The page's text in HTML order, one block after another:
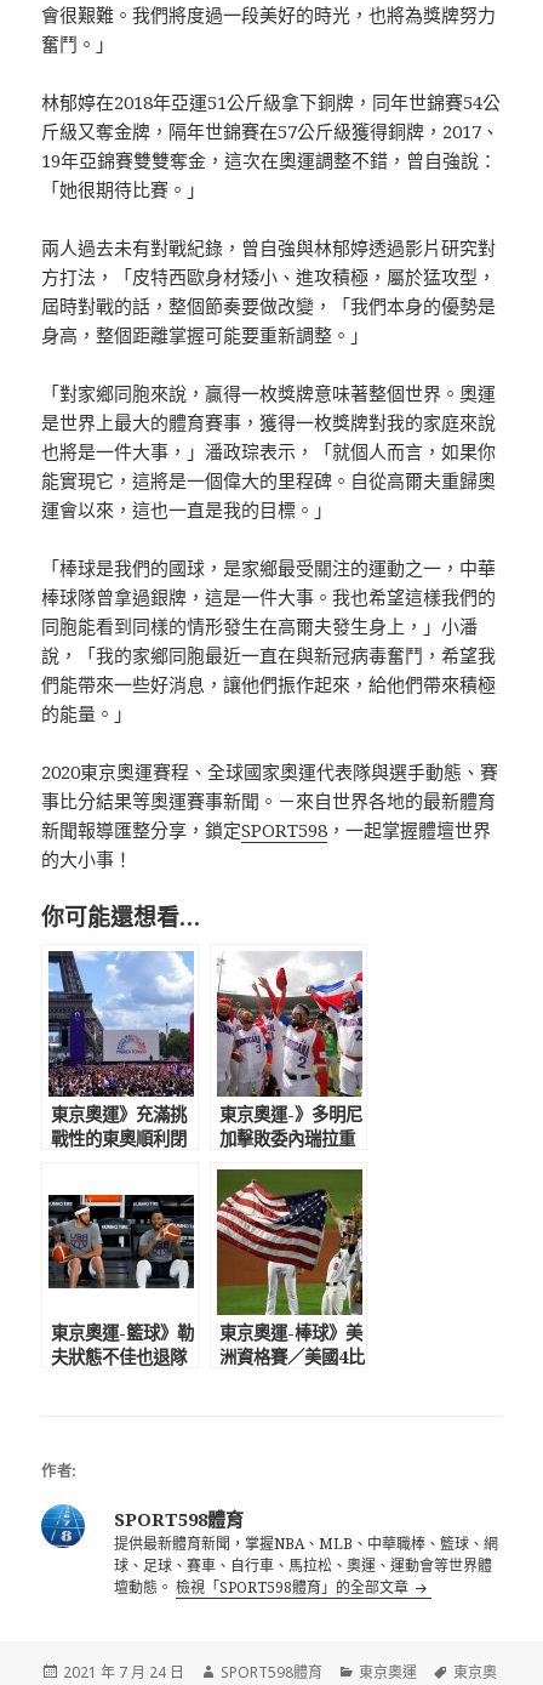
會很艱難。我們將度過一段美好的時光，也將為獎牌努力
奮鬥。」
林郁婷在2018年亞運51公斤級拿下銅牌，同年世錦賽54公
斤級又奪金牌，隔年世錦賽在57公斤級獲得銅牌，2017、
19年亞錦賽雙雙奪金，這次在奧運調整不錯，曾自強說：
「她很期待比賽。」
兩人過去未有對戰紀錄，曾自強與林郁婷透過影片研究對
方打法，「皮特西歐身材矮小、進攻積極，屬於猛攻型，
屆時對戰的話，整個節奏要做改變，「我們本身的優勢是
身高，整個距離掌握可能要重新調整。」
「對家鄉同胞來說，贏得一枚獎牌意味著整個世界。奧運
是世界上最大的體育賽事，獲得一枚獎牌對我的家庭來說
也將是一件大事，」潘政琮表示，「就個人而言，如果你
能實現它，這將是一個偉大的里程碑。自從高爾夫重歸奧
運會以來，這也一直是我的目標。」
「棒球是我們的國球，是家鄉最受關注的運動之一，中華
棒球隊曾拿過銀牌，這是一件大事。我也希望這樣我們的
同胞能看到同樣的情形發生在高爾夫發生身上，」小潘
說，「我的家鄉同胞最近一直在與新冠病毒奮鬥，希望我
們能帶來一些好消息，讓他們振作起來，給他們帶來積極
的能量。」
2020東京奧運賽程、全球國家奧運代表隊與選手動態、賽
事比分結果等奧運賽事新聞。－來自世界各地的最新體育
新聞報導匯整分享，鎖定SPORT598 ，一起掌握體壇世界
的大小事！
你可能還想看…
東京奧運》充滿挑
戰性的東奧順利閉
東京奧運-》多明尼
加擊敗委內瑞拉重
是1992年巴賽隆納
奧運
東京奧運-籃球》勒
夫狀態不佳也退隊
東京奧運-棒球》美
洲資格賽／美國4比
作者:
SPORT598體育
提供最新體育新聞，掌握NBA、MLB、中華職棒、籃球、網
球、足球、賽車、自行車、馬拉松、奧運、運動會等世界體
壇動態。檢視「SPORT598體育」的全部文章
發
2021 年 7 月 24 日
作
SPORT598體育
分
東京奧運
標
東京奧